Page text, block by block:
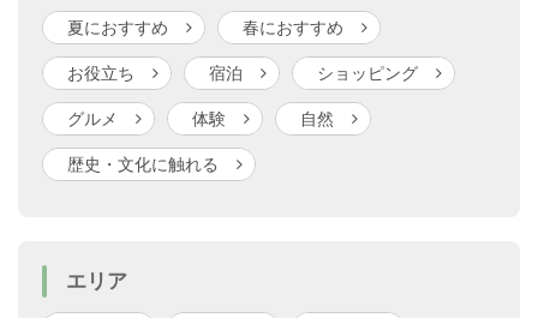
夏におすすめ 春におすすめ
お役立ち 宿泊 ショッピング
グルメ 体験 自然
歴史・文化に触れる
エリア